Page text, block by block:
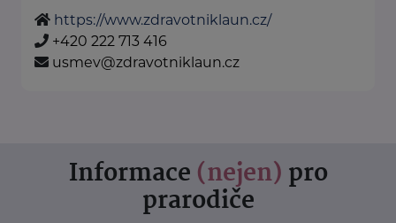
https://www.zdravotniklaun.cz/
+420 222 713 416
usmev@zdravotniklaun.cz
Informace (nejen) pro
prarodiče